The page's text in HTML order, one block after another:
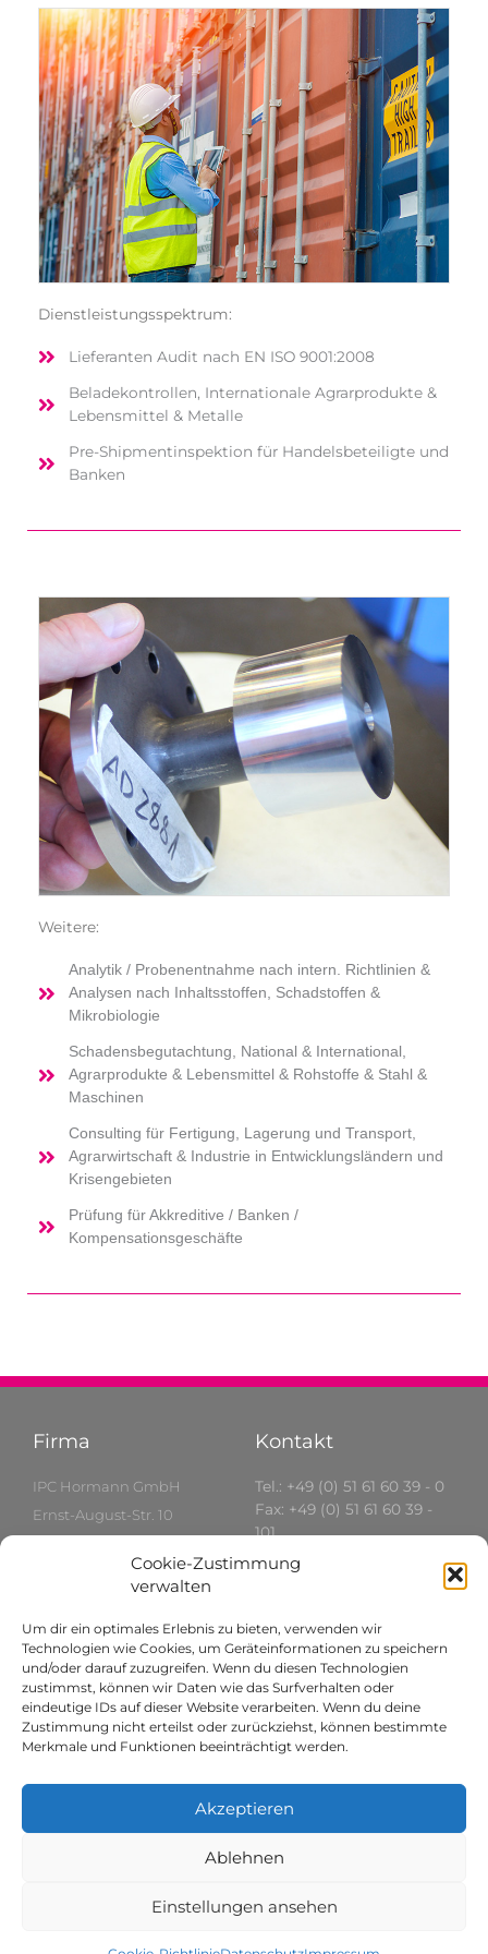
Cookie-Zustimmung
verwalten
Um dir ein optimales Erlebnis zu bieten, verwenden wir
Technologien wie Cookies, um Geräteinformationen zu speichern
und/oder darauf zuzugreifen. Wenn du diesen Technologien
zustimmst, können wir Daten wie das Surfverhalten oder
eindeutige IDs auf dieser Website verarbeiten. Wenn du deine
Zustimmung nicht erteilst oder zurückziehst, können bestimmte
Merkmale und Funktionen beeinträchtigt werden.
Akzeptieren
Ablehnen
Einstellungen ansehen
Dienst­leis­tungs­spek­trum:
Lie­fe­ran­ten Audit nach EN ISO 9001:2008
Bela­de­kon­trol­len, Inter­na­tio­na­le Agrar­pro­duk­te &
Lebens­mit­tel & Metalle
Pre-Ship­men­tin­spek­ti­on für Han­dels­be­tei­lig­te und
Banken
Wei­te­re:
Ana­ly­tik / Pro­ben­ent­nah­me nach intern. Richt­li­ni­en &
Ana­ly­sen nach Inhalts­stof­fen, Schad­stof­fen &
Mikrobiologie
Scha­dens­be­gut­ach­tung, Natio­nal & Inter­na­tio­nal,
Agrar­pro­duk­te & Lebens­mit­tel & Roh­stof­fe & Stahl &
Maschinen
Con­sul­ting für Fer­ti­gung, Lage­rung und Trans­port,
Agrar­wirt­schaft & Indus­trie in Ent­wick­lungs­län­dern und
Krisengebieten
Prü­fung für Akkre­di­ti­ve / Ban­ken /
Kompensationsgeschäfte
Firma
IPC Hormann GmbH
Ernst-August-Str. 10
Kontakt
Tel.: +49 (0) 51 61 60 39 - 0
Fax: +49 (0) 51 61 60 39 -
101
ipc[at]ipc-hormann.com
International
Asien:
Telefon: +84 8 38262788
vietnam[at]ipc-
Russland:
+7 499 5190319
director[at]ipc-
shishevilova[at]gmail.com
Rechtliches
Datenschutz
Impressum
AGBs